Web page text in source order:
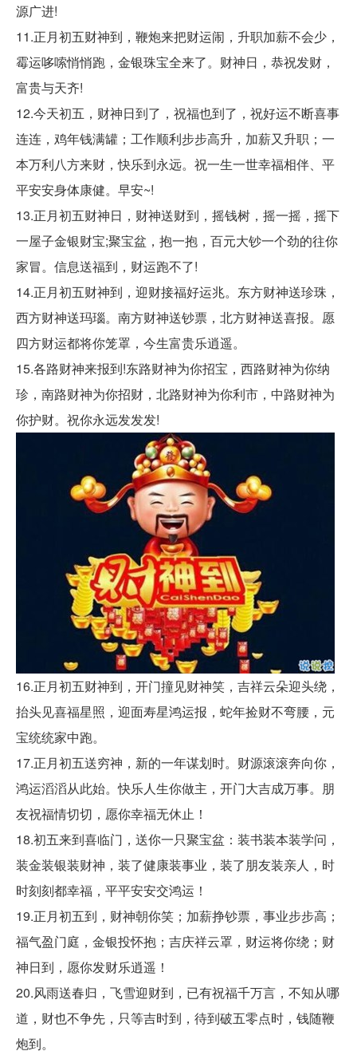
源广进!
11.正月初五财神到，鞭炮来把财运闹，升职加薪不会少，
霉运哆嗦悄悄跑，金银珠宝全来了。财神日，恭祝发财，
富贵与天齐!
12.今天初五，财神日到了，祝福也到了，祝好运不断喜事
连连，鸡年钱满罐；工作顺利步步高升，加薪又升职；一
本万利八方来财，快乐到永远。祝一生一世幸福相伴、平
平安安身体康健。早安~!
13.正月初五财神日，财神送财到，摇钱树，摇一摇，摇下
一屋子金银财宝;聚宝盆，抱一抱，百元大钞一个劲的往你
家冒。信息送福到，财运跑不了!
14.正月初五财神到，迎财接福好运兆。东方财神送珍珠，
西方财神送玛瑙。南方财神送钞票，北方财神送喜报。愿
四方财运都将你笼罩，今生富贵乐逍遥。
15.各路财神来报到!东路财神为你招宝，西路财神为你纳
珍，南路财神为你招财，北路财神为你利市，中路财神为
你护财。祝你永远发发发!
16.正月初五财神到，开门撞见财神笑，吉祥云朵迎头绕，
抬头见喜福星照，迎面寿星鸿运报，蛇年捡财不弯腰，元
宝统统家中跑。
17.正月初五送穷神，新的一年谋划时。财源滚滚奔向你，
鸿运滔滔从此始。快乐人生你做主，开门大吉成万事。朋
友祝福情切切，愿你幸福无休止！
18.初五来到喜临门，送你一只聚宝盆：装书装本装学问，
装金装银装财神，装了健康装事业，装了朋友装亲人，时
时刻刻都幸福，平平安安交鸿运！
19.正月初五到，财神朝你笑；加薪挣钞票，事业步步高；
福气盈门庭，金银投怀抱；吉庆祥云罩，财运将你绕；财
神日到，愿你发财乐逍遥！
20.风雨送春归，飞雪迎财到，已有祝福千万言，不知从哪
道，财也不争先，只等吉时到，待到破五零点时，钱随鞭
炮到。